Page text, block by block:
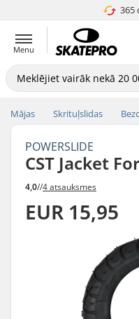
365
Menu
Mājas Skrituļslidas
POWERSLIDE
CST Jacket
4,0//4 atsauksmes
EUR 15,95